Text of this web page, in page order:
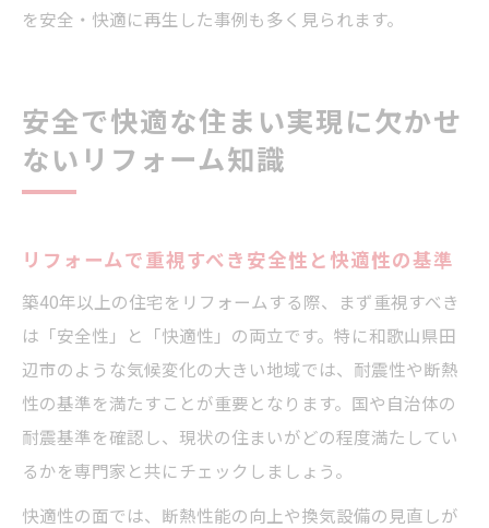
を安全・快適に再生した事例も多く見られます。
安全で快適な住まい実現に欠かせ
ないリフォーム知識
リフォームで重視すべき安全性と快適性の基準
築40年以上の住宅をリフォームする際、まず重視すべき
は「安全性」と「快適性」の両立です。特に和歌山県田
辺市のような気候変化の大きい地域では、耐震性や断熱
性の基準を満たすことが重要となります。国や自治体の
耐震基準を確認し、現状の住まいがどの程度満たしてい
るかを専門家と共にチェックしましょう。
快適性の面では、断熱性能の向上や換気設備の見直しが